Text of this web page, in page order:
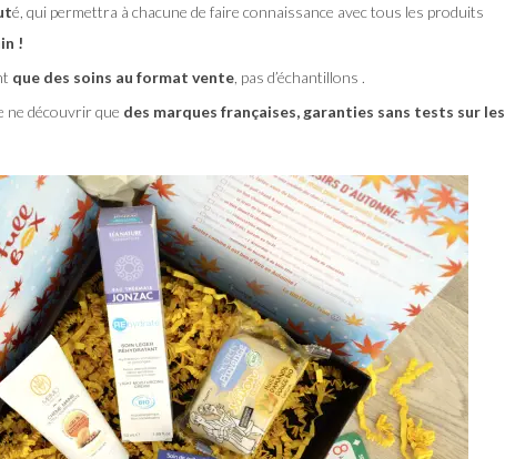
é, qui permettra à chacune de faire connaissance avec tous les produits
!
que des soins au format vente , pas d’échantillons .
ne découvrir que des marques françaises, garanties sans tests sur les